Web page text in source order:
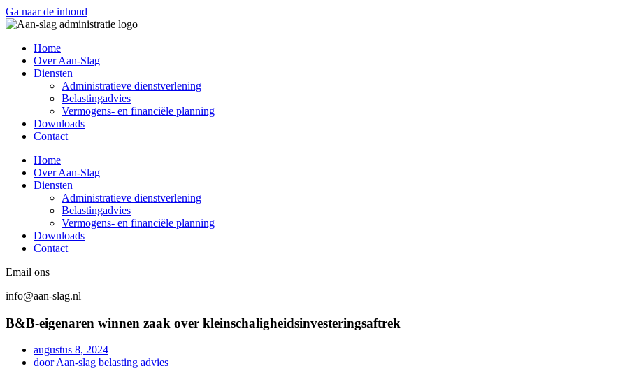
Ga naar de inhoud
Home
Over Aan-Slag
Diensten
Administratieve dienstverlening
Belastingadvies
Vermogens- en financiële planning
Downloads
Contact
Home
Over Aan-Slag
Diensten
Administratieve dienstverlening
Belastingadvies
Vermogens- en financiële planning
Downloads
Contact
Email ons
info@aan-slag.nl
B&B-eigenaren winnen zaak over kleinschaligheidsinvesteringsaftrek
augustus 8, 2024
doorAan-slag belasting advies